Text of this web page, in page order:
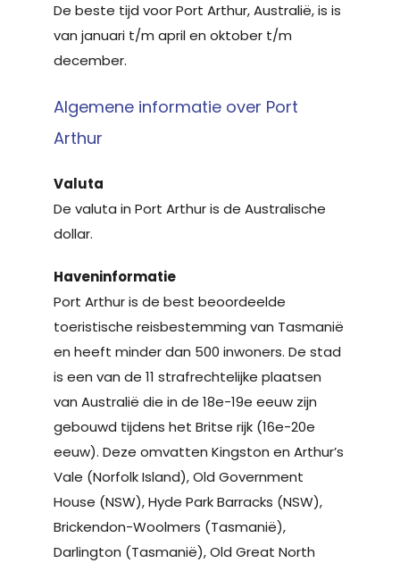
De beste tijd voor Port Arthur, Australië, is is
van januari t/m april en oktober t/m
december.
Algemene informatie over Port
Arthur
Valuta
De valuta in Port Arthur is de Australische
dollar.
Haveninformatie
Port Arthur is de best beoordeelde
toeristische reisbestemming van Tasmanië
en heeft minder dan 500 inwoners. De stad
is een van de 11 strafrechtelijke plaatsen
van Australië die in de 18e-19e eeuw zijn
gebouwd tijdens het Britse rijk (16e-20e
eeuw). Deze omvatten Kingston en Arthur’s
Vale (Norfolk Island), Old Government
House (NSW), Hyde Park Barracks (NSW),
Brickendon-Woolmers (Tasmanië),
Darlington (Tasmanië), Old Great North